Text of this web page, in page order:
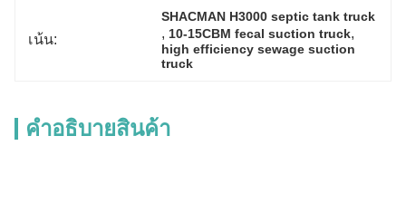
เน้น:
SHACMAN H3000 septic tank truck
, 10-15CBM fecal suction truck,
high efficiency sewage suction
truck
คําอธิบายสินค้า